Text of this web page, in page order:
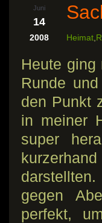
Juni
14
2008 Heimat,
Heute ging
Runde
den Punkt
in meiner
super
gegen
perfekt,